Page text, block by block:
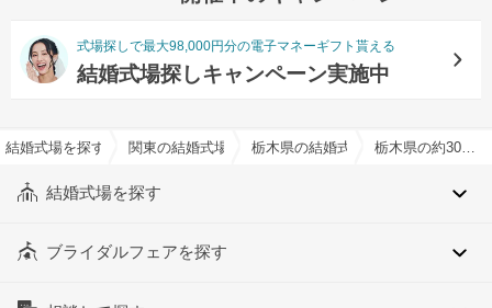
式場探しで最大98,000円分の電子マネーギフト貰える
結婚式場探しキャンペーン実施中
結婚式場を探すならハナユメ
関東の結婚式場 栃木県の結婚式場
結婚式場を探す
ブライダルフェアを探す